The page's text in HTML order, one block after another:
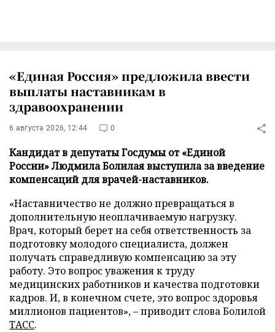
«Единая Россия» предложила ввести
выплаты наставникам в
здравоохранении
6 августа 2026, 12:44 0
Кандидат в депутаты Госдумы от «Единой
России» Людмила Болилая выступила за введение
компенсаций для врачей-наставников.
«Наставничество не должно превращаться в
дополнительную неоплачиваемую нагрузку.
Врач, который берет на себя ответственность за
подготовку молодого специалиста, должен
получать справедливую компенсацию за эту
работу. Это вопрос уважения к труду
медицинских работников и качества подготовки
кадров. И, в конечном счете, это вопрос здоровья
миллионов пациентов», – приводит слова Болилой
ТАСС.